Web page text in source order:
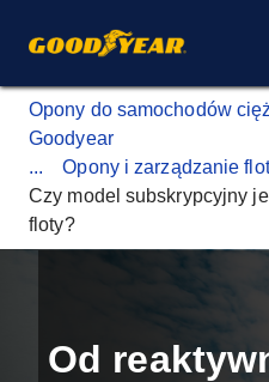
Opony do samochodów
Goodyear
...
Opony i zarządzanie
Czy model subskrypcyjny
floty?
Od